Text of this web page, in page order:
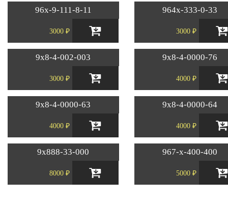
96х-9-111-8-11
3000 ₽
964х-333-0-33
3000 ₽
9х8-4-002-003
3000 ₽
9х8-4-0000-76
4000 ₽
9х8-4-0000-63
4000 ₽
9х8-4-0000-64
4000 ₽
9х888-33-000
8000 ₽
967-х-400-400
5000 ₽